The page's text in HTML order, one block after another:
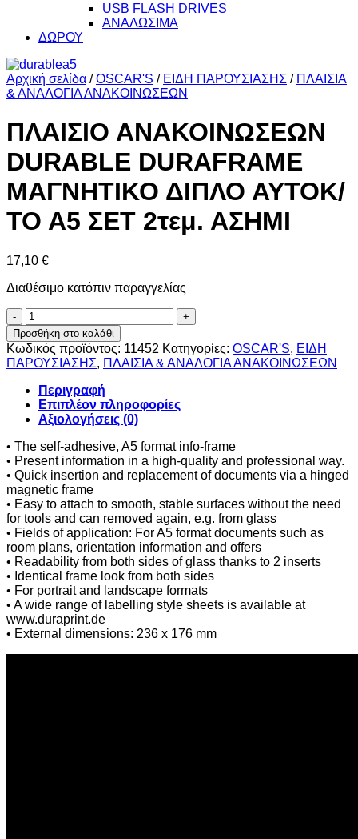
USB FLASH DRIVES
ΑΝΑΛΩΣΙΜΑ
ΔΩΡΟΥ
Αρχική σελίδα / OSCAR'S / ΕΙΔΗ ΠΑΡΟΥΣΙΑΣΗΣ / ΠΛΑΙΣΙΑ
& ΑΝΑΛΟΓΙΑ ΑΝΑΚΟΙΝΩΣΕΩΝ
ΠΛΑΙΣΙΟ ΑΝΑΚΟΙΝΩΣΕΩΝ
DURABLE DURAFRAME
ΜΑΓΝΗΤΙΚΟ ΔΙΠΛΟ ΑΥΤΟΚ/
ΤΟ Α5 ΣΕΤ 2τεμ. ΑΣΗΜΙ
17,10 €
Διαθέσιμο κατόπιν παραγγελίας
ΠΛΑΙΣΙΟ
ΑΝΑΚΟΙΝΩΣΕΩΝ
DURABLE
DURAFRAME
ΜΑΓΝΗΤΙΚΟ
ΔΙΠΛΟ
ΑΥΤΟΚ/
ΤΟ
Α5
ΣΕΤ
2τεμ.
ΑΣΗΜΙ
ποσότητα
Προσθήκη στο καλάθι
Κωδικός προϊόντος: 11452 Κατηγορίες: OSCAR'S, ΕΙΔΗ
ΠΑΡΟΥΣΙΑΣΗΣ, ΠΛΑΙΣΙΑ & ΑΝΑΛΟΓΙΑ ΑΝΑΚΟΙΝΩΣΕΩΝ
Περιγραφή
Επιπλέον πληροφορίες
Αξιολογήσεις (0)
• The self-adhesive, A5 format info-frame
• Present information in a high-quality and professional way.
• Quick insertion and replacement of documents via a hinged
magnetic frame
• Easy to attach to smooth, stable surfaces without the need
for tools and can removed again, e.g. from glass
• Fields of application: For A5 format documents such as
room plans, orientation information and offers
• Readability from both sides of glass thanks to 2 inserts
• Identical frame look from both sides
• For portrait and landscape formats
• A wide range of labelling style sheets is available at
www.duraprint.de
• External dimensions: 236 x 176 mm